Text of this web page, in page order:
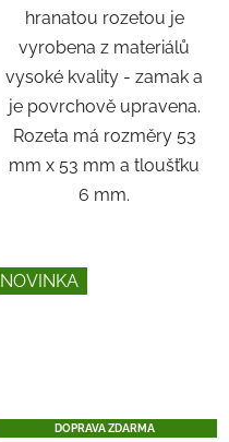
hranatou rozetou je
vyrobena z materiálů
vysoké kvality - zamak a
je povrchově upravena.
Rozeta má rozměry 53
mm x 53 mm a tloušťku
6 mm.
NOVINKA
DOPRAVA ZDARMA